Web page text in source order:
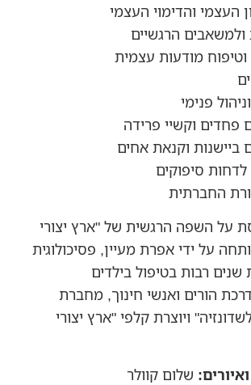
העצמי והדימוי העצמי
ולמשאבים הרגשיים
מודעות עצמית
פנימי
פחדים וקשיי פרידה
ביישנות וקנאת אחים
לדחות סיפוקים
החברתית
על השפה הרגשית של "ארץ יצורי
על ידי אפרת מעיין, פסיכולוגית
שנים רבות בטיפול בילדים
הורים ואנשי חינוך, מחברת
ויוצרת קלפי "ארץ יצורי
שלום קוולר